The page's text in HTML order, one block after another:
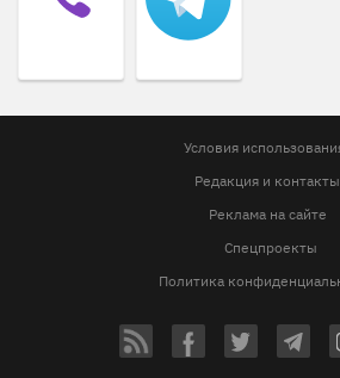
Условия
Редакция и контакты
Реклама на сайте
Спецпроекты
Политика